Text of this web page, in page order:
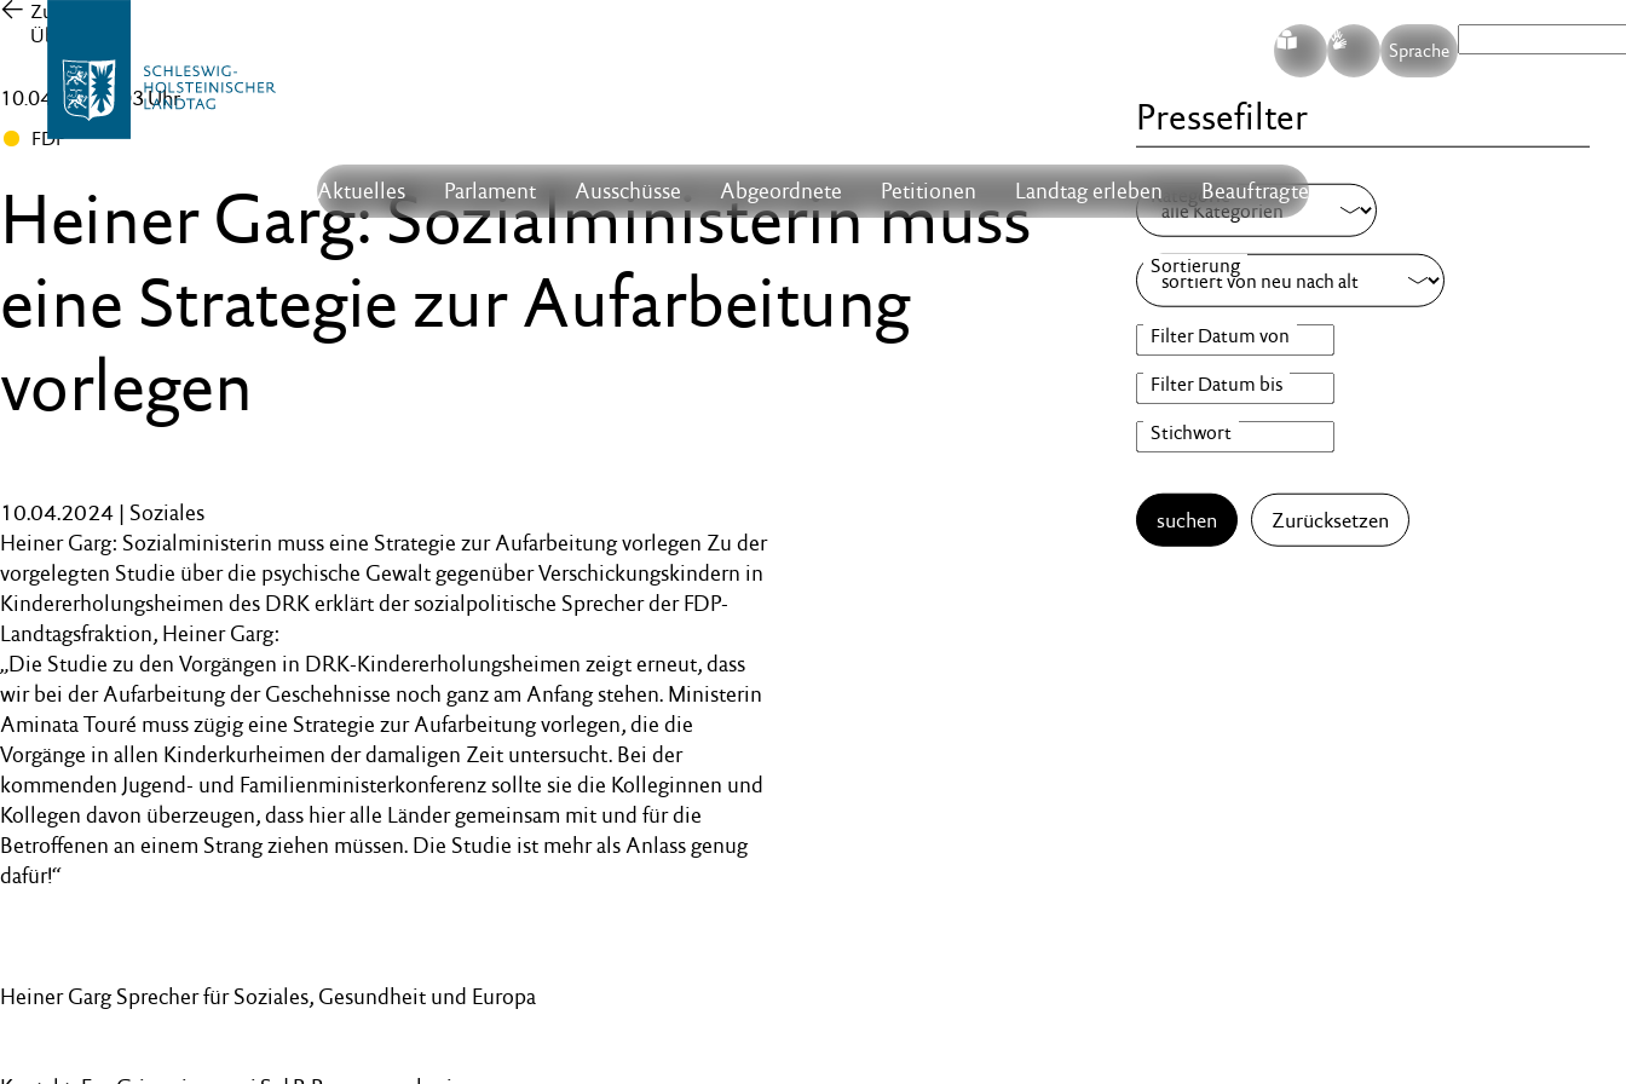
S G Sprache
Aktuelles Parlament Ausschüsse Abgeordnete Petitionen Landtag erleben Beauftragte
Zur
Übersicht
10.04.24 , 12:03 Uhr
FDP
Heiner Garg: Sozialministerin muss
eine Strategie zur Aufarbeitung
vorlegen
10.04.2024 | Soziales
Heiner Garg: Sozialministerin muss eine Strategie zur Aufarbeitung vorlegen Zu der
vorgelegten Studie über die psychische Gewalt gegenüber Verschickungskindern in
Kindererholungsheimen des DRK erklärt der sozialpolitische Sprecher der FDP-
Landtagsfraktion, Heiner Garg:
„Die Studie zu den Vorgängen in DRK-Kindererholungsheimen zeigt erneut, dass
wir bei der Aufarbeitung der Geschehnisse noch ganz am Anfang stehen. Ministerin
Aminata Touré muss zügig eine Strategie zur Aufarbeitung vorlegen, die die
Vorgänge in allen Kinderkurheimen der damaligen Zeit untersucht. Bei der
kommenden Jugend- und Familienministerkonferenz sollte sie die Kolleginnen und
Kollegen davon überzeugen, dass hier alle Länder gemeinsam mit und für die
Betroffenen an einem Strang ziehen müssen. Die Studie ist mehr als Anlass genug
dafür!“
Heiner Garg Sprecher für Soziales, Gesundheit und Europa
Pressefilter
suchen Zurücksetzen